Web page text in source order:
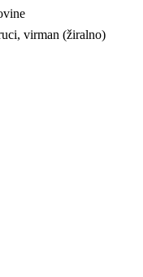
virman (žiralno)